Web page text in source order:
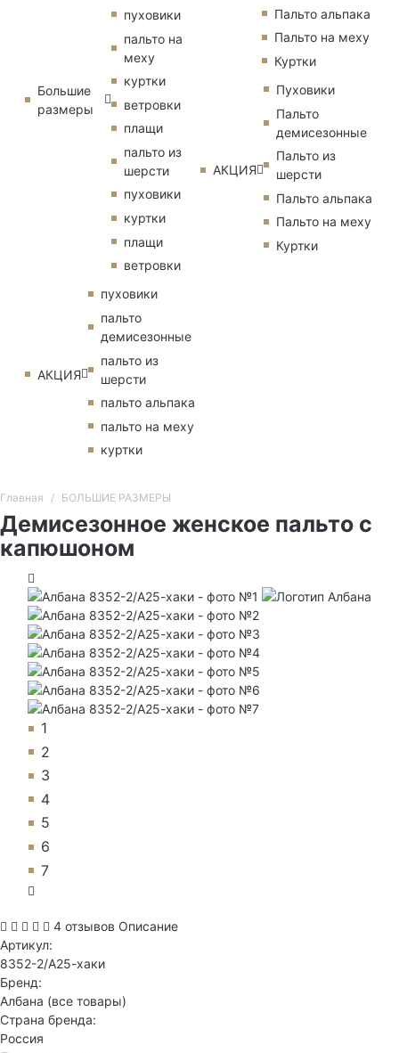
Большие
размеры
пуховики
пальто на
меху
куртки
ветровки
плащи
пальто из
шерсти
пуховики
куртки
плащи
ветровки
АКЦИЯ
пуховики
пальто
демисезонные
пальто из
шерсти
пальто альпака
пальто на меху
куртки
Пальто альпака
Пальто на меху
Куртки
АКЦИЯ
Пуховики
Пальто
демисезонные
Пальто из
шерсти
Пальто альпака
Пальто на меху
Куртки
Главная БОЛЬШИЕ РАЗМЕРЫ
Демисезонное женское пальто с
капюшоном
1
2
3
4
5
6
7
4 отзывов Описание
Артикул:
8352-2/А25-хаки
Бренд:
Албана (все товары)
Страна бренда:
Россия